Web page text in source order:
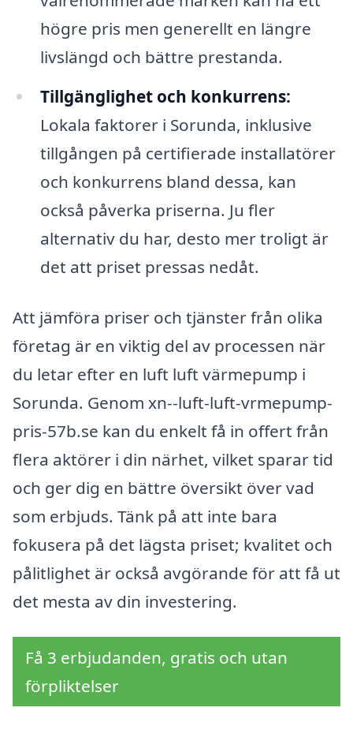
högre pris men generellt en längre
livslängd och bättre prestanda.
Tillgänglighet och konkurrens:
Lokala faktorer i Sorunda, inklusive
tillgången på certifierade installatörer
och konkurrens bland dessa, kan
också påverka priserna. Ju fler
alternativ du har, desto mer troligt är
det att priset pressas nedåt.
Att jämföra priser och tjänster från olika
företag är en viktig del av processen när
du letar efter en luft luft värmepump i
Sorunda. Genom xn--luft-luft-vrmepump-
pris-57b.se kan du enkelt få in offert från
flera aktörer i din närhet, vilket sparar tid
och ger dig en bättre översikt över vad
som erbjuds. Tänk på att inte bara
fokusera på det lägsta priset; kvalitet och
pålitlighet är också avgörande för att få ut
det mesta av din investering.
Få 3 erbjudanden, gratis och utan
förpliktelser